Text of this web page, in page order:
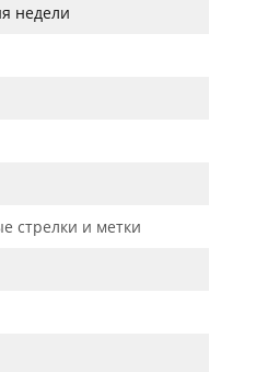
недели
стрелки и метки